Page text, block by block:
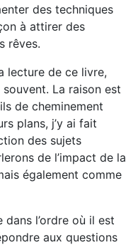
des techniques
à attirer des
rêves.
lecture de ce livre,
La raison est
de cheminement
plans, j’y ai fait
des sujets
de l’impact de la
également comme
l’ordre où il est
aux questions